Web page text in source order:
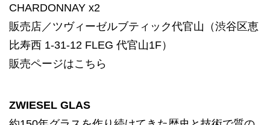
CHARDONNAY x2
販売店／ツヴィーゼルブティック代官山（渋谷区恵
比寿西 1-31-12 FLEG 代官山1F）
販売ページはこちら
ZWIESEL GLAS